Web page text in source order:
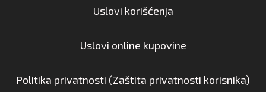
Uslovi korišćenja
Uslovi online kupovine
Politika privatnosti (Zaštita privatnosti korisnika)